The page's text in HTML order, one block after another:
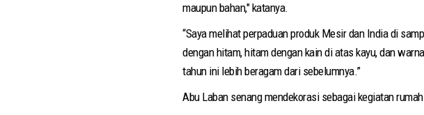
maupun bahan," katanya.
“Saya melihat perpaduan produk Mesir dan India di
dengan hitam, hitam dengan kain di atas kayu, dan
tahun ini lebih beragam dari sebelumnya.”
Abu Laban senang mendekorasi sebagai kegiatan